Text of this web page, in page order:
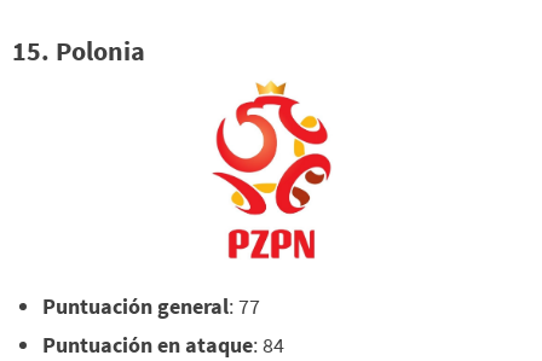
15. Polonia
Puntuación general: 77
Puntuación en ataque: 84